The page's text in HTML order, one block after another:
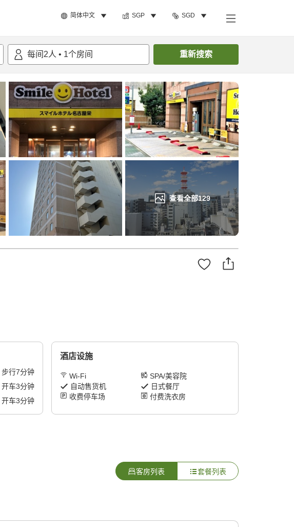
简体中文 SGP SGD
每间 2人 • 1个房间 重新搜索
查看全部129
搜索客房
步行7分钟
开车3分钟
开车3分钟
酒店设施
Wi-Fi
SPA/美容院
自动售货机
日式餐厅
收费停车场
付费洗衣房
客房列表 套餐列表